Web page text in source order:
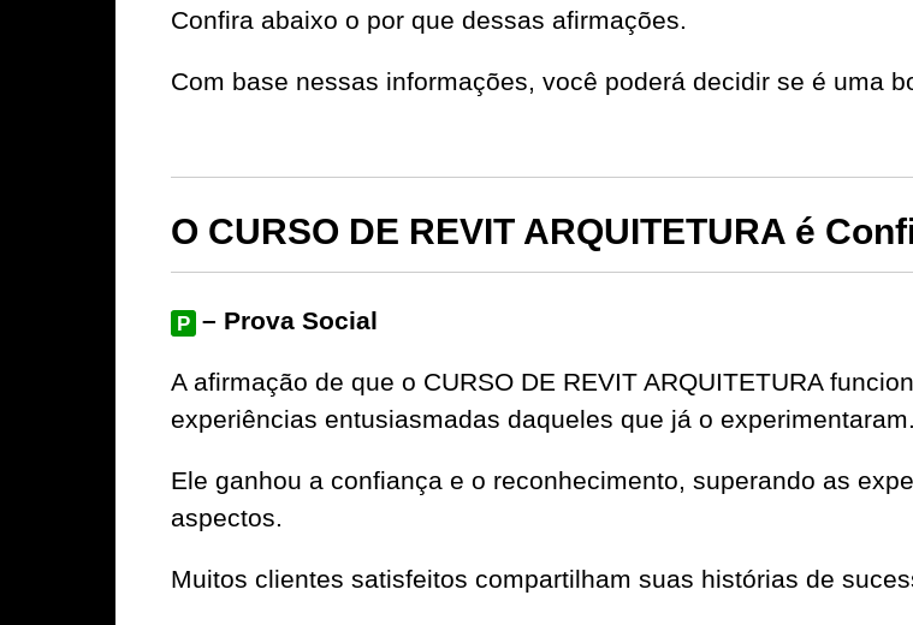
Confira abaixo o por que dessas afirmações.
Com base nessas informações, você poderá decidir se é uma
O CURSO DE REVIT ARQUITETURA é
P – Prova Social
A afirmação de que o CURSO DE REVIT ARQUITETURA
experiências entusiasmadas daqueles que já o experimentaram.
Ele ganhou a confiança e o reconhecimento, superando as
aspectos.
Muitos clientes satisfeitos compartilham suas histórias de